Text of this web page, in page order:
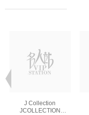
J Collection
JCOLLECTION